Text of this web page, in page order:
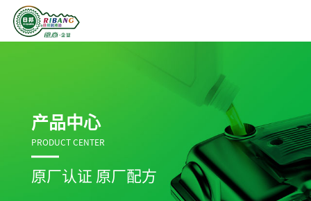
产品中心
PRODUCT CENTER
原厂认证 原厂配方